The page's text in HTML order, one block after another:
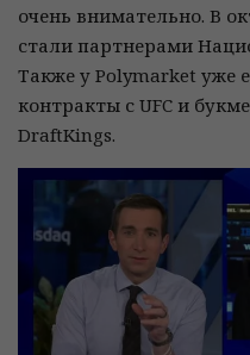
очень внимательно. В
стали партнерами
Также у Polymarket уже
контракты с UFC и
DraftKings.